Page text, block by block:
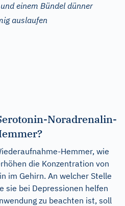
einem Bündel dünner
auslaufen
Noradrenalin-
Hemmer, wie
die Konzentration von
im Gehirn. An welcher Stelle
sie bei Depressionen helfen
zu beachten ist, soll